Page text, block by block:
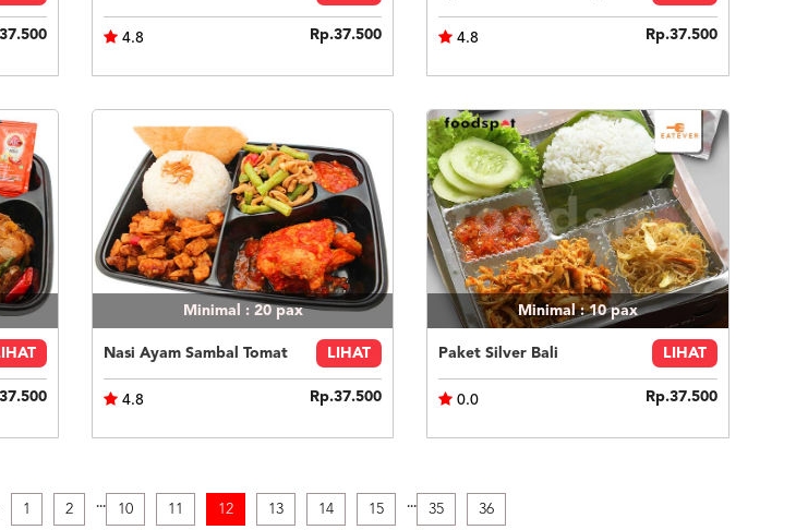
4.8 Rp.37.500 4.8 Rp.37.500
Minimal : 20 pax
Nasi Ayam Sambal Tomat LIHAT
4.8 Rp.37.500
Minimal : 10pax
Paket Silver Bali LIHAT
0.0 Rp.37.500
1 2 ... 10 11 12 13 14 15 ... 35 36